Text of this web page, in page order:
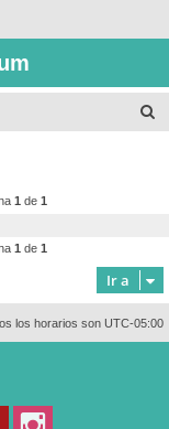
1 de 1
1 de 1
Ir a
los horarios son UTC-05:00